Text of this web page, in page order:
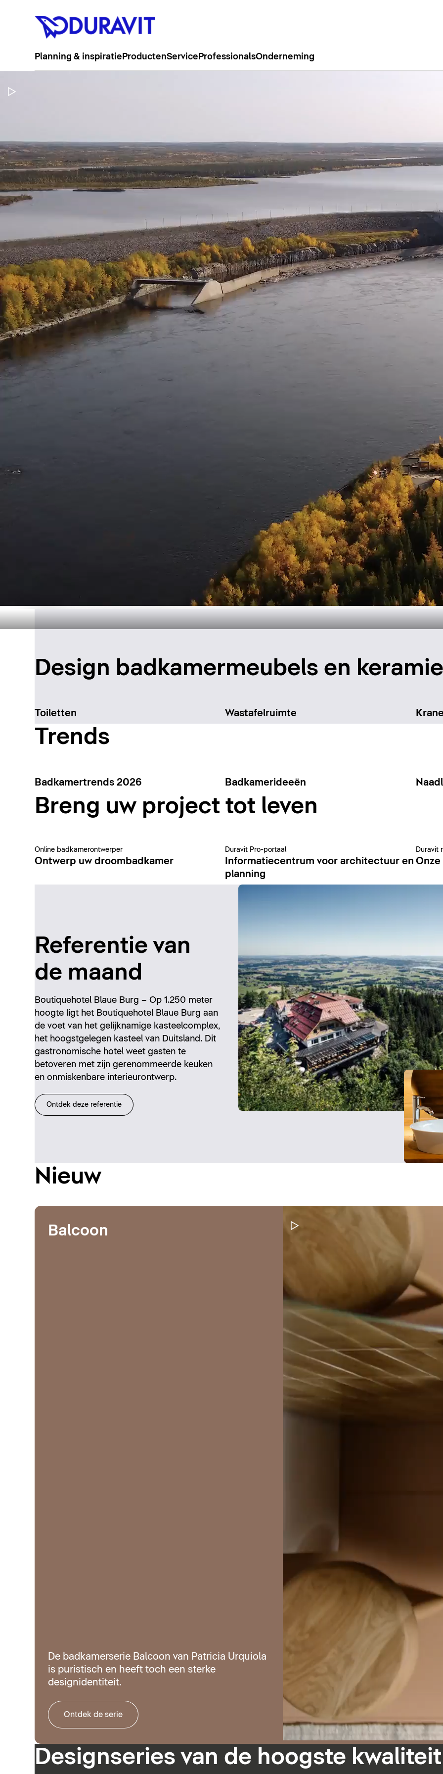
Planning & inspiratie ProductenService ProfessionalsOnderneming
Video pauzeren
Duurzame productie in
Meer informatie
Design badkamermeubels en
Toiletten Wastafelruimte
Trends
Badkamertrends 2026 Badkamerideeën
Breng uw project tot leven
Online badkamerontwerper
Ontwerp uw droombadkamer
Duravit Pro-portaal
Informatiecentrum voor architectuur en
planning
Duravit
Referentie van
de maand
Boutiquehotel Blaue Burg – Op 1.250 meter
hoogte ligt het Boutiquehotel Blaue Burg aan
de voet van het gelijknamige kasteelcomplex,
het hoogstgelegen kasteel van Duitsland. Dit
gastronomische hotel weet gasten te
betoveren met zijn gerenommeerde keuken
en onmiskenbare interieurontwerp.
Ontdek deze referentie
Nieuw
Video pauzeren
Balcoon
De badkamerserie Balcoon van Patricia Urquiola
is puristisch en heeft toch een sterke
designidentiteit.
Ontdek de serie
Designseries van de hoogste kwaliteit